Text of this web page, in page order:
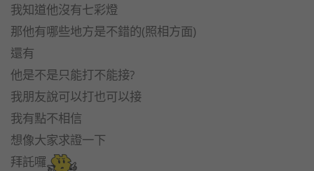
我知道他沒有七彩燈
那他有哪些地方是不錯的(照相方面)
還有
他是不是只能打不能接?
我朋友說可以打也可以接
我有點不相信
想像大家求證一下
拜託囉